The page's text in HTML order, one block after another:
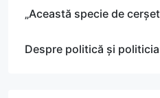
„Această specie de
Despre politică și